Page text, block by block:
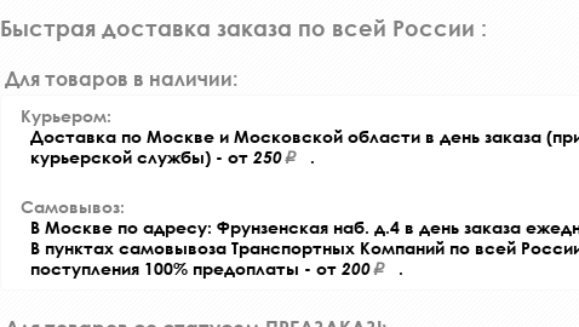
Быстрая доставка заказа по всей России :
Для товаров в наличии:
Курьером:
Доставка по Москве и Московской области в день заказа (при
курьерской службы) - от 250 .
Самовывоз:
В Москве по адресу: Фрунзенская наб. д.4 в день заказа
В пунктах самовывоза Транспортных Компаний по всей
поступления 100% предоплаты - от 200 .